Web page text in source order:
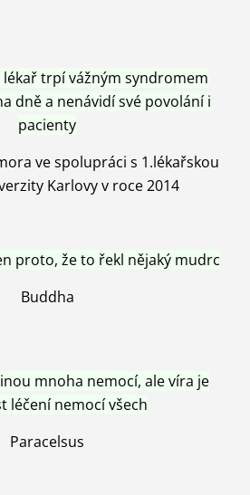
lékař trpí vážným syndromem
dně a nenávidí své povolání i
pacienty
ve spolupráci s 1.lékařskou
Karlovy v roce 2014
proto, že to řekl nějaký mudrc
Buddha
mnoha nemocí, ale víra je
léčení nemocí všech
Paracelsus